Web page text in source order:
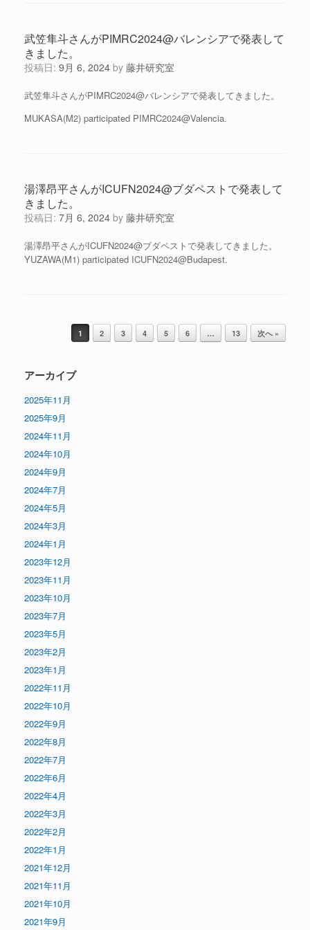
武笠隼斗さんがPIMRC2024@バレンシアで発表して
きました。
投稿日: 9月 6, 2024 by 藤井研究室
武笠隼斗さんがPIMRC2024@バレンシアで発表してきました。
MUKASA(M2) participated PIMRC2024@Valencia.
湯澤昂平さんがICUFN2024@ブダペストで発表して
きました。
投稿日: 7月 6, 2024 by 藤井研究室
湯澤昂平さんがICUFN2024@ブダペストで発表してきました。
YUZAWA(M1) participated ICUFN2024@Budapest.
投稿ナビゲーション
1 2 3 4 5 6 … 13 次へ »
アーカイブ
2025年11月
2025年9月
2024年11月
2024年10月
2024年9月
2024年7月
2024年5月
2024年3月
2024年1月
2023年12月
2023年11月
2023年10月
2023年7月
2023年5月
2023年2月
2023年1月
2022年11月
2022年10月
2022年9月
2022年8月
2022年7月
2022年6月
2022年4月
2022年3月
2022年2月
2022年1月
2021年12月
2021年11月
2021年10月
2021年9月